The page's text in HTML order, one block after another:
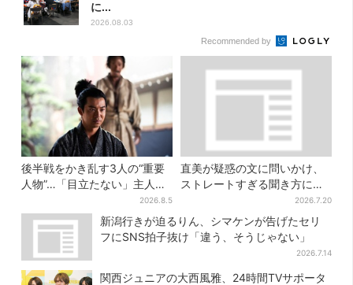
に...
2026.08.03
Recommended by
後半戦をかき乱す3人の“重要
人物”…「目立たない」主人
公・仲野太賀も、モブキャラ
→覚醒へ【豊臣兄弟】
2026.8.5
直美が疑惑の文に問いかけ、
ストレートすぎる聞き方に視
聴者驚き「ド直球で訊いちゃ
うんだ」
2026.7.20
新潟行きが迫るりん、シマケンが告げたセリ
フにSNS拍子抜け「違う、そうじゃない」
2026.7.14
関西ジュニアの大西風雅、24時間TVサポータ